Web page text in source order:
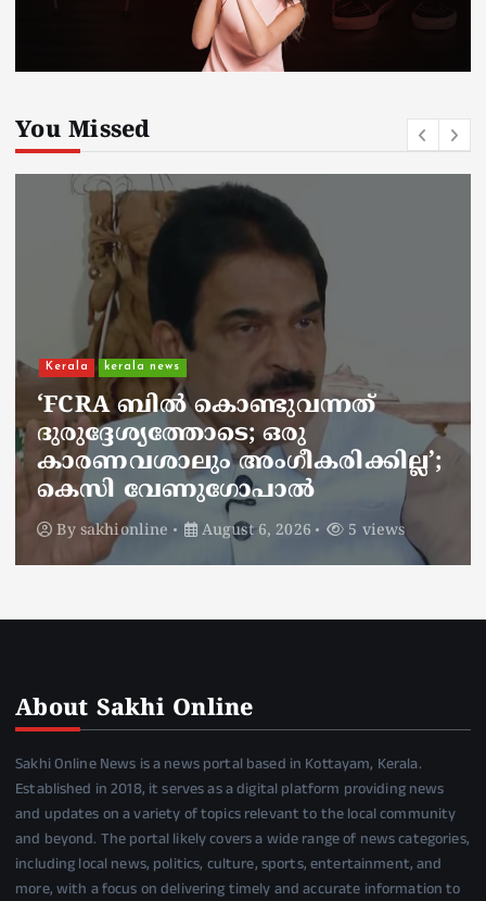
You Missed
kerala news
ചാലിശേരിയില്‍ സര്‍ക്കാര്‍
ജനകീയ ആരോഗ്യകേന്ദ്രത്തില്‍
നഴ്സിന് അണലിയുടെ കടിയേറ്റു;
അണലിയുടെ കടിയേറ്റത്
ഡ്യൂട്ടിക്കിടെ
By sakhionline August 6, 2026 5 views
About Sakhi Online
Sakhi Online News is a news portal based in Kottayam, Kerala.
Established in 2018, it serves as a digital platform providing news
and updates on a variety of topics relevant to the local community
and beyond. The portal likely covers a wide range of news categories,
including local news, politics, culture, sports, entertainment, and
more, with a focus on delivering timely and accurate information to